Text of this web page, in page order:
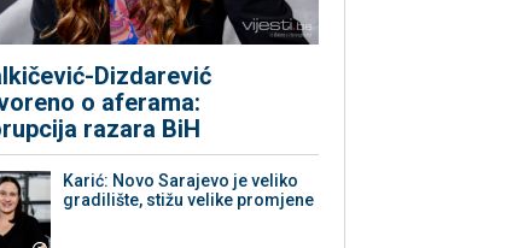
Dizdarević
o aferama:
razara BiH
Karić: Novo Sarajevo je veliko
gradilište, stižu velike promjene